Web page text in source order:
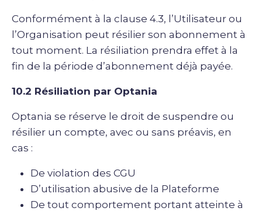
Conformément à la clause 4.3, l’Utilisateur ou
l’Organisation peut résilier son abonnement à
tout moment. La résiliation prendra effet à la
fin de la période d’abonnement déjà payée.
10.2 Résiliation par Optania
Optania se réserve le droit de suspendre ou
résilier un compte, avec ou sans préavis, en
cas :
De violation des CGU
D’utilisation abusive de la Plateforme
De tout comportement portant atteinte à